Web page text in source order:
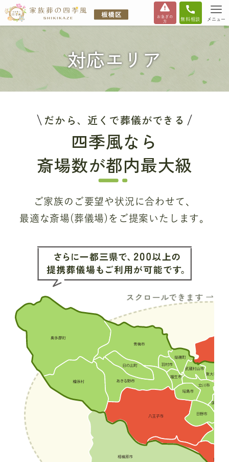
お急ぎの
方
無料相談 メニュー
対応エリア
だから、近くで葬儀ができる
四季風なら
斎場数が都内最大級
ご家族のご要望や状況に合わせて、
最適な斎場(葬儀場)をご提案いたします。
スクロールできます